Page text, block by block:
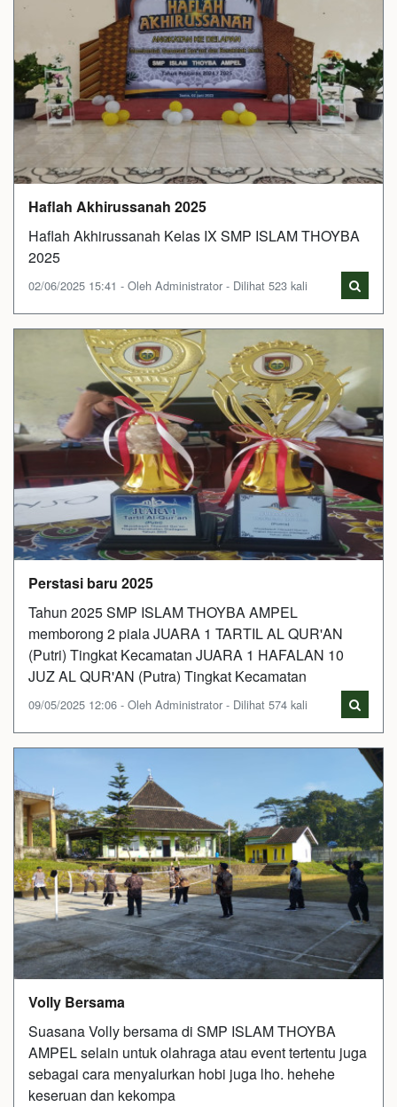
Haflah Akhirussanah 2025
Haflah Akhirussanah Kelas IX SMP ISLAM THOYBA
2025
02/06/2025 15:41 - Oleh Administrator - Dilihat 523 kali
Perstasi baru 2025
Tahun 2025 SMP ISLAM THOYBA AMPEL
memborong 2 piala JUARA 1 TARTIL AL QUR'AN
(Putri) Tingkat Kecamatan JUARA 1 HAFALAN 10
JUZ AL QUR'AN (Putra) Tingkat Kecamatan
09/05/2025 12:06 - Oleh Administrator - Dilihat 574 kali
Volly Bersama
Suasana Volly bersama di SMP ISLAM THOYBA
AMPEL selain untuk olahraga atau event tertentu juga
sebagai cara menyalurkan hobi juga lho. hehehe
keseruan dan kekompa